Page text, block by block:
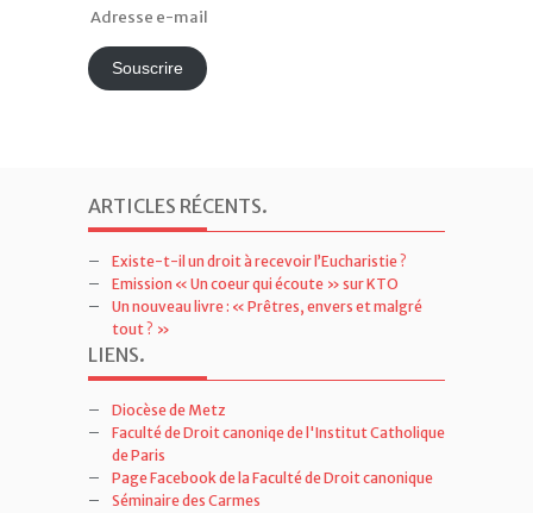
Adresse
mailSouscrire
ARTICLES RÉCENTS.
Existe-t-il un droit à recevoir l’Eucharistie ?
Emission « Un coeur qui écoute » sur KTO
Un nouveau livre : « Prêtres, envers et malgré
tout ? »
LIENS.
Diocèse de Metz
Faculté de Droit canoniqe de l'Institut Catholique
de Paris
Page Facebook de la Faculté de Droit canonique
Séminaire des Carmes